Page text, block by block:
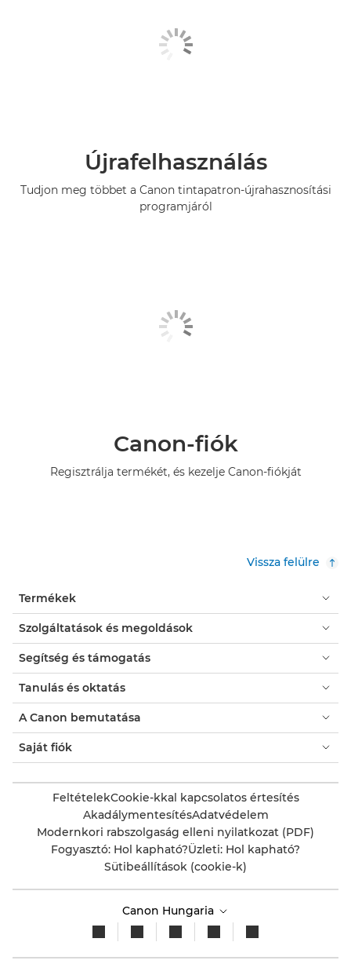
Újrafelhasználás
Tudjon meg többet a Canon tintapatron-újrahasznosítási
programjáról
Canon-fiók
Regisztrálja termékét, és kezelje Canon-fiókját
Vissza felülre
Termékek
Szolgáltatások és megoldások
Segítség és támogatás
Tanulás és oktatás
A Canon bemutatása
Saját fiók
FeltételekCookie-kkal kapcsolatos értesítés
AkadálymentesítésAdatvédelem
Modernkori rabszolgaság elleni nyilatkozat (PDF)
Fogyasztó: Hol kapható?Üzleti: Hol kapható?
Sütibeállítások (cookie-k)
Canon Hungaria